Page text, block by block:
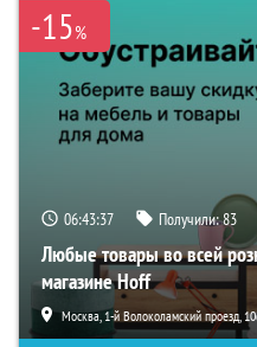
-15%
06:43:36 Получили:83
Любые товары во всей
магазине Hoff
Москва, 1-й Волоколамский проезд,